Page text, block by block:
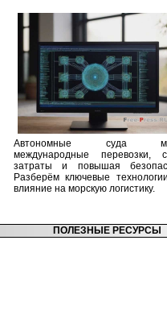
Автономные суда
международные перевозки,
затраты и повышая
Разберём ключевые
влияние на морскую логистику.
ПОЛЕЗНЫЕ РЕСУРСЫ